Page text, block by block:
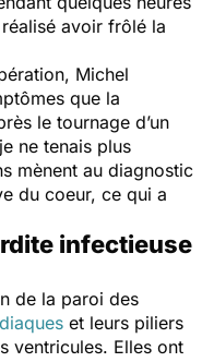
avoir frôlé la
Michel
que la
le tournage d’un
ne tenais plus
mènent au diagnostic
du coeur, ce qui a
infectieuse
de la paroi des
et leurs piliers
ventricules. Elles ont